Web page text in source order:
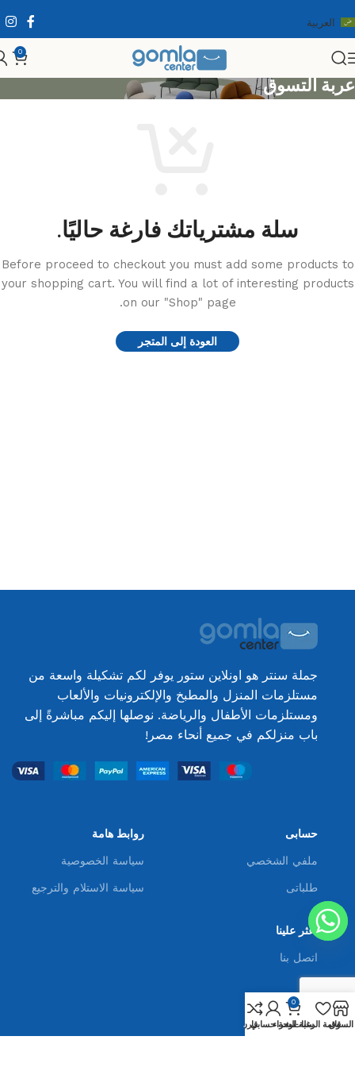
العربية
0
عربة التسوق
سلة مشترياتك فارغة حاليًا.
Before proceed to checkout you must add some products to
your shopping cart. You will find a lot of interesting products
on our "Shop" page.
العودة إلى المتجر
جملة سنتر هو اونلاين ستور يوفر لكم تشكيلة واسعة من
مستلزمات المنزل والمطبخ والإلكترونيات والألعاب
ومستلزمات الأطفال والرياضة. نوصلها إليكم مباشرةً إلى
باب منزلكم في جميع أنحاء مصر!
حسابى
ملفي الشخصي
طلباتى
اعثر علينا
اتصل بنا
روابط هامة
سياسة الخصوصية
سياسة الاستلام والترجيع
تابع جملة سنتر السوققائمة الرغبات
0
سلة الشراءلوحة حسابيقارن